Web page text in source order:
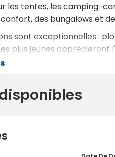
les tentes, les camping-
confort, des bungalows et
sont exceptionnelles :
plus jeunes
les jours de pluie. Tout au
d'aventures,
Marvilla Parks -